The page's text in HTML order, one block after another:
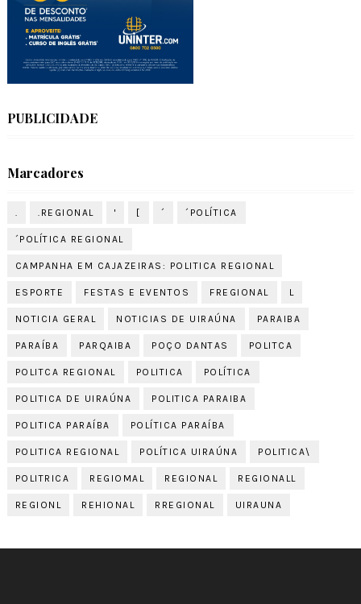
PUBLICIDADE
Marcadores
. .REGIONAL ' [ ´ ´POLÍTICA
´POLÍTICA REGIONAL
CAMPANHA EM CAJAZEIRAS: POLITICA REGIONAL
ESPORTE FESTAS E EVENTOS FREGIONAL L
NOTICIA GERAL NOTICIAS DE UIRAÚNA PARAIBA
PARAÍBA PARQAIBA POÇO DANTAS POLITCA
POLITCA REGIONAL POLITICA POLÍTICA
POLITICA DE UIRAÚNA POLITICA PARAIBA
POLITICA PARAÍBA POLÍTICA PARAÍBA
POLITICA REGIONAL POLÍTICA UIRAÚNA POLITICA\
POLITRICA REGIOMAL REGIONAL REGIONALL
REGIONL REHIONAL RREGIONAL UIRAUNA